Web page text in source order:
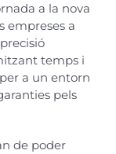
a la nova
empreses a
temps i
a un entorn
pels
de poder